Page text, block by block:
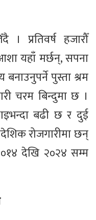
। प्रतिवर्ष हजारौँ
यहाँ मर्छन्, सपना
बनाउनुपर्ने पुस्ता श्रम
चरम बिन्दुमा छ ।
बढी छ र दुई
रोजगारीमा छन्
देखि २०२४ सम्म